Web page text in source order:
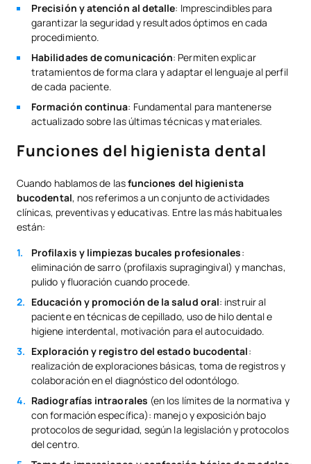
Precisión y atención al detalle: Imprescindibles para
garantizar la seguridad y resultados óptimos en cada
procedimiento.
Habilidades de comunicación: Permiten explicar
tratamientos de forma clara y adaptar el lenguaje al perfil
de cada paciente.
Formación continua: Fundamental para mantenerse
actualizado sobre las últimas técnicas y materiales.
Funciones del higienista dental
Cuando hablamos de lasfunciones del higienista
bucodental, nos referimos a un conjunto de actividades
clínicas, preventivas y educativas. Entre las más habituales
están:
Profilaxis y limpiezas bucales profesionales:
eliminación de sarro (profilaxis supragingival) y manchas,
pulido y fluoración cuando procede.
Educación y promoción de la salud oral: instruir al
paciente en técnicas de cepillado, uso de hilo dental e
higiene interdental, motivación para el autocuidado.
Exploración y registro del estado bucodental:
realización de exploraciones básicas, toma de registros y
colaboración en el diagnóstico del odontólogo.
Radiografías intraorales (en los límites de la normativa y
con formación específica): manejo y exposición bajo
protocolos de seguridad, según la legislación y protocolos
del centro.